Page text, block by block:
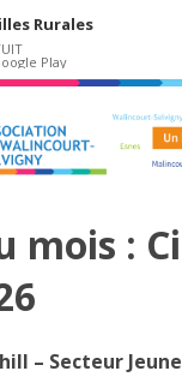
mois :
– Secteur
Rurales
Play